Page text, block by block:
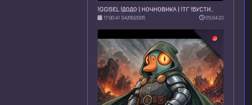
!GGSEL !ДОДО | НОЧНОВИКА | !ТГ !БУСТИ..
17:00:41 04/08/2026 05:04:23